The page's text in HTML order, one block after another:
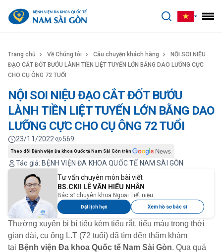
Trang chủ Về Chúng tôi Câu chuyện khách hàng
NỘI SOI NIỆU
ĐẠO CẮT ĐỐT BƯỚU LÀNH TIỀN LIỆT TUYẾN LỚN BẰNG DAO LƯỠNG CỰC
CHO CỤ ÔNG 72 TUỔI
NỘI SOI NIỆU ĐẠO CẮT ĐỐT BƯỚU
LÀNH TIỀN LIỆT TUYẾN LỚN BẰNG DAO
LƯỠNG CỰC CHO CỤ ÔNG 72 TUỔI
Tác giả: BỆNH VIỆN ĐA KHOA QUỐC TẾ NAM SÀI GÒN
23/11/2022 569
Theo dõi Bệnh viện Đa khoa Quốc tế Nam Sài Gòn trên
Tư vấn chuyên môn bài viết
BS.CKII LÊ VĂN HIẾU NHÂN
Bác sĩ chuyên khoa Ngoại Tiết niệu.
Đặt lịch hẹn Xem hồ sơ bác sĩ
Thường xuyên bị bí tiểu kèm tiểu rắt, tiểu máu trong thời
gian dài, cụ ông L.T (72 tuổi) đã tìm đến thăm khám
tại Bệnh viện Đa khoa Quốc tế Nam Sài Gòn. Qua quá